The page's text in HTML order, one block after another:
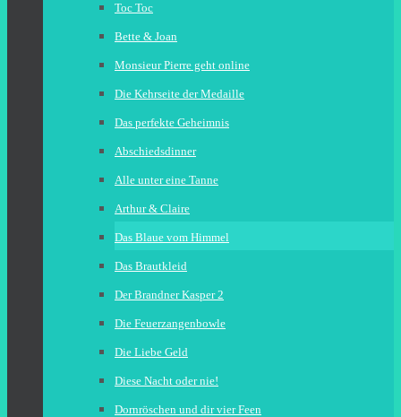
Toc Toc
Bette & Joan
Monsieur Pierre geht online
Die Kehrseite der Medaille
Das perfekte Geheimnis
Abschiedsdinner
Alle unter eine Tanne
Arthur & Claire
Das Blaue vom Himmel
Das Brautkleid
Der Brandner Kasper 2
Die Feuerzangenbowle
Die Liebe Geld
Diese Nacht oder nie!
Dornröschen und dir vier Feen